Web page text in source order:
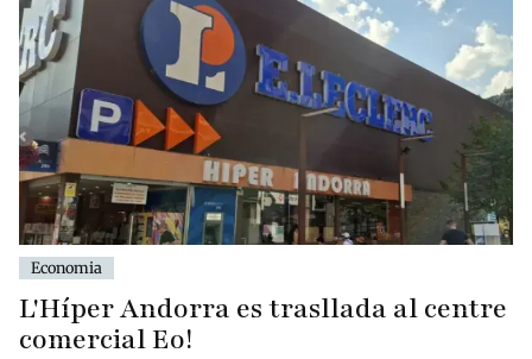
Economia
L'Híper Andorra es trasllada al centre
comercial Eo!